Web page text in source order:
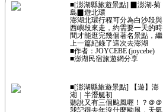
■[澎湖縣旅遊景點] ▉澎湖‧菊
島▉遊北環
澎湖北環行程可分為白沙段與
西嶼段來走，約需要一天的時
間才能逛完幾個著名景點，繼
上一篇紀錄了這次去澎湖
■作者：JOYCEBE (joycebe)
■澎湖民宿旅遊網分享
■[澎湖縣旅遊景點] 【遊】澎
湖｜半潛艇初
聽說又有三個颱風喔！？＠＠
我記得去年沒什麼颱風，天氣